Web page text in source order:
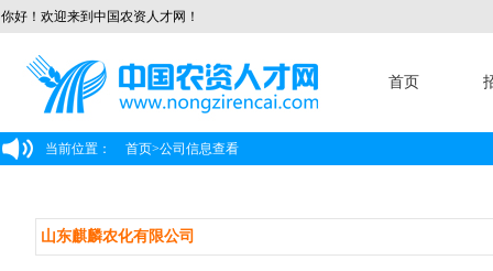
你好！欢迎来到中国农资人才网！
首页
当前位置： 首页>公司信息查看
山东麒麟农化有限公司